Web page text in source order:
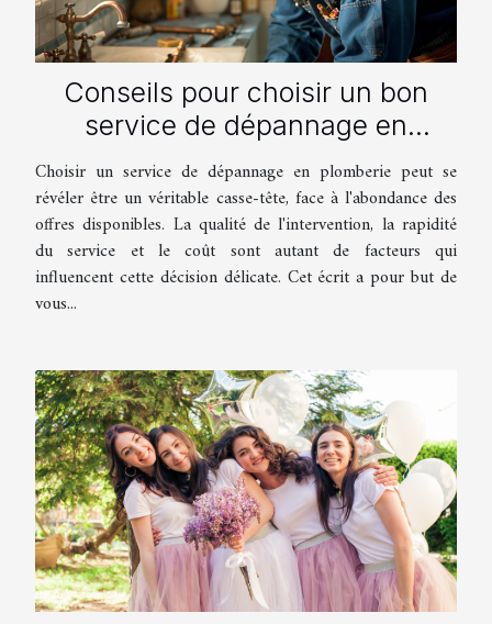
Conseils pour choisir un bon
service de dépannage en
plomberie
Choisir un service de dépannage en plomberie peut se
révéler être un véritable casse-tête, face à l'abondance des
offres disponibles. La qualité de l'intervention, la rapidité
du service et le coût sont autant de facteurs qui
influencent cette décision délicate. Cet écrit a pour but de
vous...